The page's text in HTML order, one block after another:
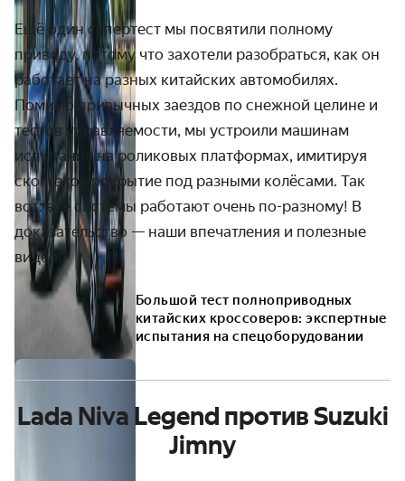
Ещё один супертест мы посвятили полному
приводу, потому что захотели разобраться, как он
работает на разных китайских автомобилях.
Помимо привычных заездов по снежной целине и
тестов управляемости, мы устроили машинам
испытания на роликовых платформах, имитируя
скользкое покрытие под разными колёсами. Так
вот: все системы работают очень по-разному! В
доказательство — наши впечатления и полезные
видео.
Большой тест полноприводных
китайских кроссоверов: экспертные
испытания на спецоборудовании
Lada Niva Legend против Suzuki
Jimny